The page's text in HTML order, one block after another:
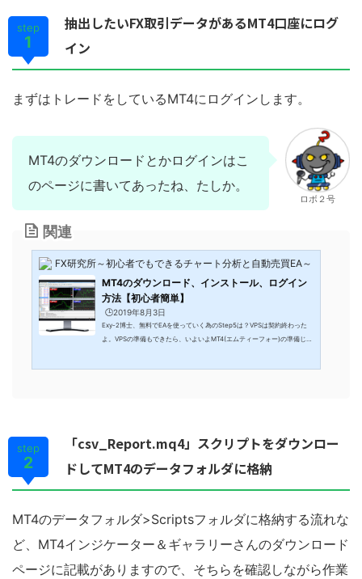
step
1
抽出したいFX取引データがあるMT4口座にログ
イン
まずはトレードをしているMT4にログインします。
MT4のダウンロードとかログインはこ
のページに書いてあったね、たしか。
ロボ２号
関連
FX研究所～初心者でもできるチャート分析と自動売買EA～
MT4のダウンロード、インストール、ログイン
方法【初心者簡単】
🕒️2019年8月3日
Exy-2博士、無料でEAを使っていく為のStep5は？VPSは契約終わった
よ。VPSの準備もできたら、いよいよMT4(エムティーフォー)の準備じ
step
2
「csv_Report.mq4」スクリプトをダウンロー
ドしてMT4のデータフォルダに格納
MT4のデータフォルダ>Scriptsフォルダに格納する流れな
ど、MT4インジケーター＆ギャラリーさんのダウンロード
ページに記載がありますので、そちらを確認しながら作業